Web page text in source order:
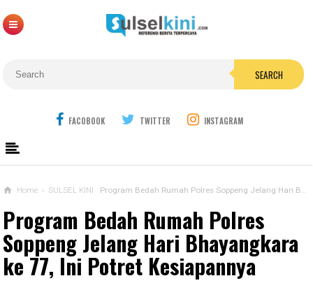
SEARCH
FACOBOOK TWITTER INSTAGRAM
Home › SULSEL KINI Program Bedah Rumah Polres Soppeng Jelang Hari Bhayangkara ke 77, Ini Potret Kesiapannya
Program Bedah Rumah Polres
Soppeng Jelang Hari Bhayangkara
ke 77, Ini Potret Kesiapannya